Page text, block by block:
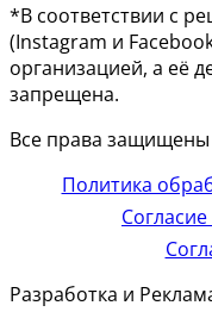
*В соответствии с
(Instagram и
организацией, а её
запрещена.
Все права защищены
Политика
Разработка и